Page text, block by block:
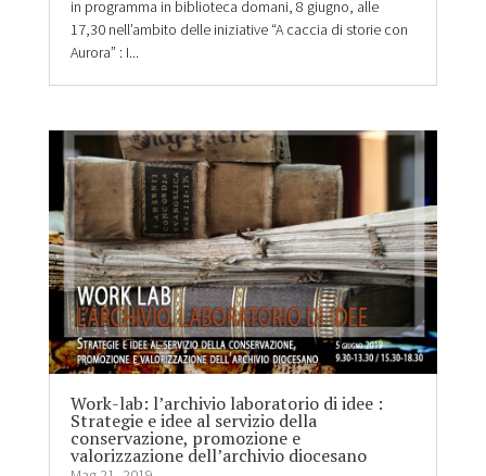
in programma in biblioteca domani, 8 giugno, alle
17,30 nell’ambito delle iniziative “A caccia di storie con
Aurora” : I...
Work-lab: l’archivio laboratorio di idee :
Strategie e idee al servizio della
conservazione, promozione e
valorizzazione dell’archivio diocesano